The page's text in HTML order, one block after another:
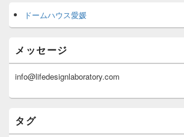
ドームハウス愛媛
メッセージ
info@lifedesignlaboratory.com
タグ